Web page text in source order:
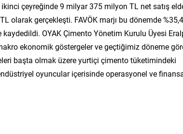
ikinci çeyreğinde 9 milyar 375 milyon TL net satış
olarak gerçekleşti. FAVÖK marjı bu dönemde %35,4
OYAK Çimento Yönetim Kurulu Üyesi
ekonomik göstergeler ve geçtiğimiz döneme
başta olmak üzere yurtiçi çimento tüketimindeki
oyuncular içerisinde operasyonel ve